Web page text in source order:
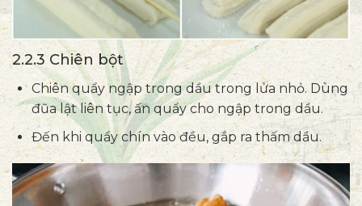
2.2.3 Chiên bột
Chiên quẩy ngập trong dầu trong lửa nhỏ. Dùng
đũa lật liên tục, ấn quẩy cho ngập trong dầu.
Đến khi quẩy chín vào đều, gắp ra thấm dầu.